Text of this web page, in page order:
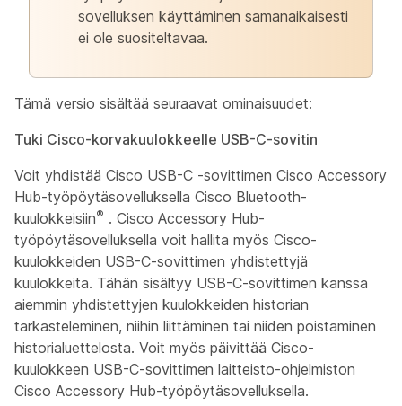
sovelluksen käyttäminen samanaikaisesti
ei ole suositeltavaa.
Tämä versio sisältää seuraavat ominaisuudet:
Tuki Cisco-korvakuulokkeelle USB-C-sovitin
Voit yhdistää Cisco USB-C -sovittimen Cisco Accessory
Hub-työpöytäsovelluksella Cisco Bluetooth-
kuulokkeisiin® . Cisco Accessory Hub-
työpöytäsovelluksella voit hallita myös Cisco-
kuulokkeiden USB-C-sovittimen yhdistettyjä
kuulokkeita. Tähän sisältyy USB-C-sovittimen kanssa
aiemmin yhdistettyjen kuulokkeiden historian
tarkasteleminen, niihin liittäminen tai niiden poistaminen
historialuettelosta. Voit myös päivittää Cisco-
kuulokkeen USB-C-sovittimen laitteisto-ohjelmiston
Cisco Accessory Hub-työpöytäsovelluksella.